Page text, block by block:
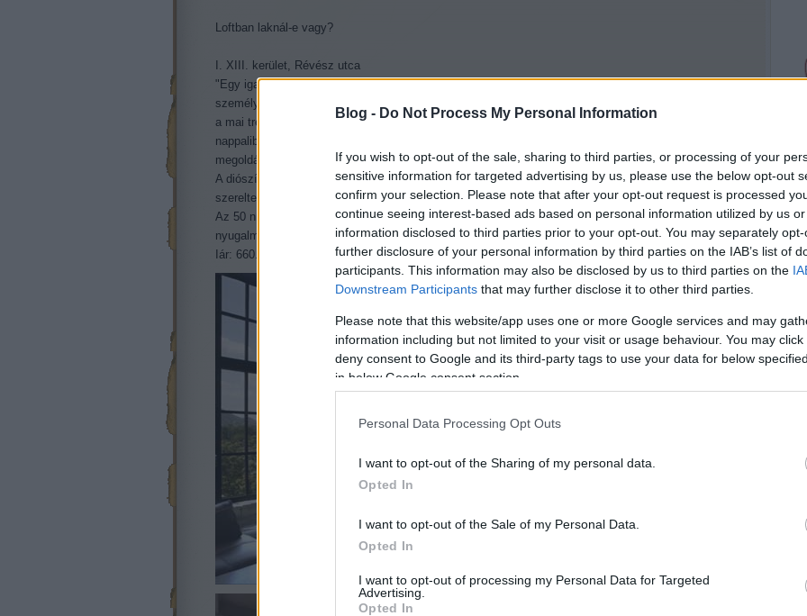
Blog - Do Not Process My Personal Information
If you wish to opt-out of the sale, sharing to third parties, or processing of your
sensitive information for targeted advertising by us, please use the below opt-out
confirm your selection. Please note that after your opt-out request is processed
continue seeing interest-based ads based on personal information utilized by us
information disclosed to third parties prior to your opt-out. You may separately
further disclosure of your personal information by third parties on the IAB’s list of
participants. This information may also be disclosed by us to third parties on the
Downstream Participants that may further disclose it to other third parties.
Please note that this website/app uses one or more Google services and may
information including but not limited to your visit or usage behaviour. You may
deny consent to Google and its third-party tags to use your data for below
in below Google consent section.
Personal Data Processing Opt Outs
I want to opt-out of the Sharing of my personal data.
Opted In
I want to opt-out of the Sale of my Personal Data.
Opted In
I want to opt-out of processing my Personal Data for Targeted
Advertising.
Opted In
Loftban laknál-e vagy?
I. XIII. kerület, Révész utca
"Egy igazán egyedülálló, fényűző otthont kínálok ezzel a 197 nm-es, galériás loft lakással, olyan
személynek, aki szereti az óriási tereket, igényes a környezetére, értékeli a finom, apró dolgokat és
a mai trendet kedveli. Páratlan panoráma nyílik a Margit szigetre és a Dunára a dobogóval kiemelt
nappaliból, ahol a kényelmes, meleg barna színű bőr ülőgarnitúra nyújt kényelmet. Egy extravagáns
megoldással csupán egy üveggel választották el a fürdőszobát a nappalitól.
A diószínű konyhabútor az olasz Nobili cég pazar terméke, melyet AEG high-tech gépekkel
szereltek fel.
Az 50 nm-es galérián található a hálószoba és gardróbszoba, amely kis csendes zúgként ad
nyugalmat a pihenni vágyónak.
Iár: 660.000 EUR"